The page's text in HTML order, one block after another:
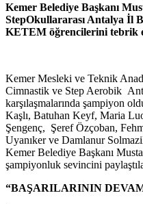
Kemer Belediye Başkanı
StepOkullararası Antalya İl
KETEM öğrencilerini tebrik
Kemer Mesleki ve Teknik
Cimnastik ve Step Aerobik
karşılaşmalarında şampiyon
Kaşlı, Batuhan Keyf, Maria
Şengenç, Şeref Özçoban,
Uyanıker ve Damlanur
Kemer Belediye Başkanı
şampiyonluk sevincini
“BAŞARILARININ